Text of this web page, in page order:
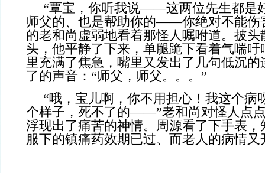
“覃宝，你听我说——这两位先生都是
师父的、也是帮助你的——你绝对不能伤
的老和尚虚弱地看着那怪人嘱咐道。披
头，他平静了下来，单腿跪下看着气喘
里充满了焦急，嘴里又发出了几句低沉
了的声音：“师父，师父。。。”
“哦，宝儿啊，你不用担心！我这个病
个样子，死不了的——”老和尚对怪人点
浮现出了痛苦的神情。周源看了下手表
服下的镇痛药效期已过、而老人的病情又